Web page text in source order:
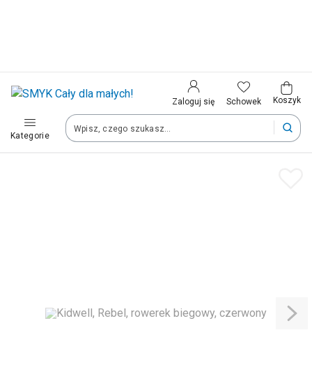
Zaloguj się Schowek Koszyk
Kategorie
Polska (Poland)
Twoje zamówienia dostarczymy na teren wybranego kraju.
Zapisz